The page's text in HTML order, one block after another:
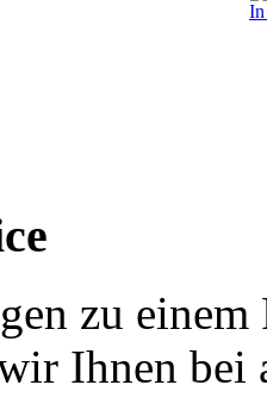
In
zu
Ihnen bei